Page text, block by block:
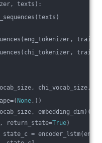
texts) :
chi_vocab_size,
None,))
return_state=True)
=